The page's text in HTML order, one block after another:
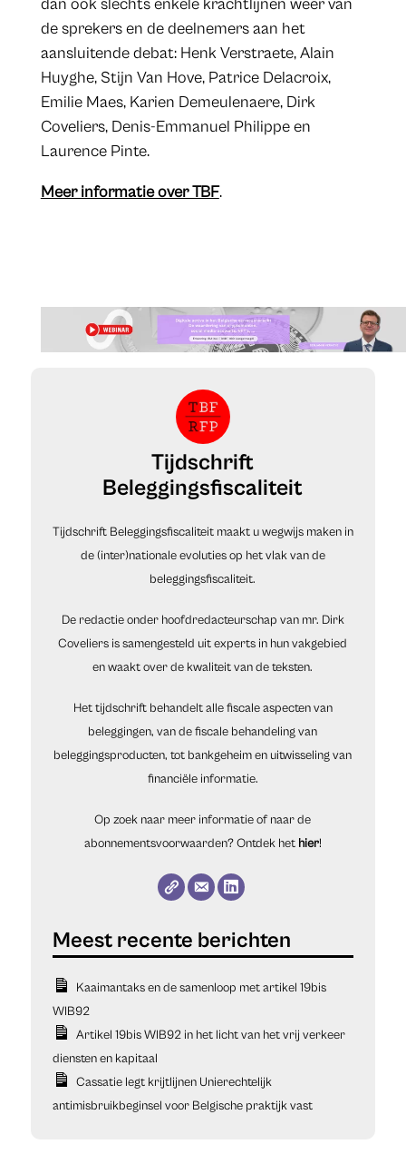
dan ook slechts enkele krachtlijnen weer van
de sprekers en de deelnemers aan het
aansluitende debat: Henk Verstraete, Alain
Huyghe, Stijn Van Hove, Patrice Delacroix,
Emilie Maes, Karien Demeulenaere, Dirk
Coveliers, Denis-Emmanuel Philippe en
Laurence Pinte.
Meer informatie over TBF.
Tijdschrift
Beleggingsfiscaliteit
Tijdschrift Beleggingsfiscaliteit maakt u wegwijs maken in
de (inter)nationale evoluties op het vlak van de
beleggingsfiscaliteit.
De redactie onder hoofdredacteurschap van mr. Dirk
Coveliers is samengesteld uit experts in hun vakgebied
en waakt over de kwaliteit van de teksten.
Het tijdschrift behandelt alle fiscale aspecten van
beleggingen, van de fiscale behandeling van
beleggingsproducten, tot bankgeheim en uitwisseling van
financiële informatie.
Op zoek naar meer informatie of naar de
abonnementsvoorwaarden? Ontdek het hier!
Kaaimantaks en de samenloop met artikel 19bis
WIB92
Artikel 19bis WIB92 in het licht van het vrij verkeer
diensten en kapitaal
Cassatie legt krijtlijnen Unierechtelijk
antimisbruikbeginsel voor Belgische praktijk vast